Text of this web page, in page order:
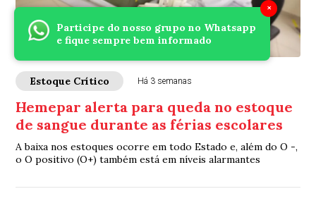
×
Participe do nosso grupo no Whatsapp
e fique sempre bem informado
Estoque Crítico Há 3 semanas
Hemepar alerta para queda no estoque
de sangue durante as férias escolares
A baixa nos estoques ocorre em todo Estado e, além do O -,
o O positivo (O+) também está em níveis alarmantes